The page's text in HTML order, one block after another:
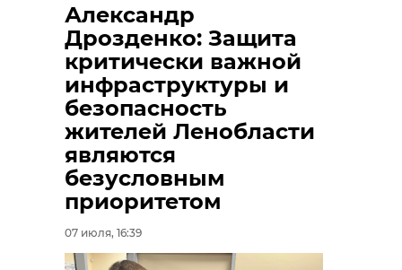
Александр
Дрозденко: Защита
критически важной
инфраструктуры и
безопасность
жителей Ленобласти
являются
безусловным
приоритетом
07 июля, 16:39